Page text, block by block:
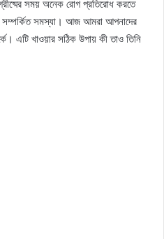
সময় অনেক রোগ প্রতিরোধ করতে
সম্পর্কিত সমস্যা। আজ আমরা আপনাদের
এটি খাওয়ার সঠিক উপায় কী তাও তিনি